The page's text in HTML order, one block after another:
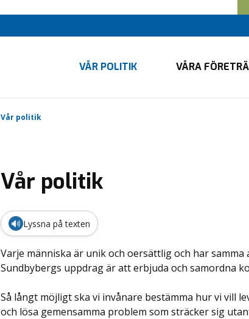
VÅR POLITIK VÅRA
Vår politik
Vår politik
🔊 Lyssna på texten
Varje människa är unik och oersättlig och har
Sundbybergs uppdrag är att erbjuda och samordna
Så långt möjligt ska vi invånare bestämma hur vi vill
och lösa gemensamma problem som sträcker sig